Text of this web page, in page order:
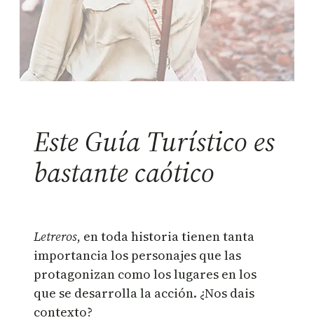
Este Guía Turístico es
bastante caótico
Letreros, en toda historia tienen tanta
importancia los personajes que las
protagonizan como los lugares en los
que se desarrolla la acción. ¿Nos dais
contexto?